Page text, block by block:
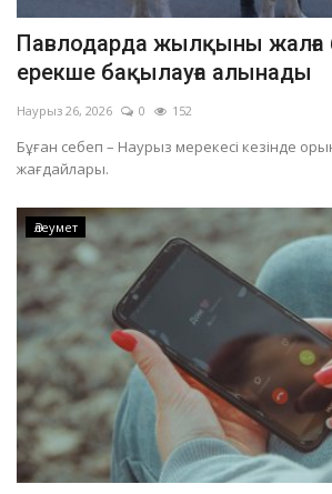
Павлодарда жылқыны жалға
ерекше бақылауға алынады
Наурыз 26, 2026 0 152
Бұған себеп – Наурыз мерекесі кезінде
жағдайлары.
Әлеумет